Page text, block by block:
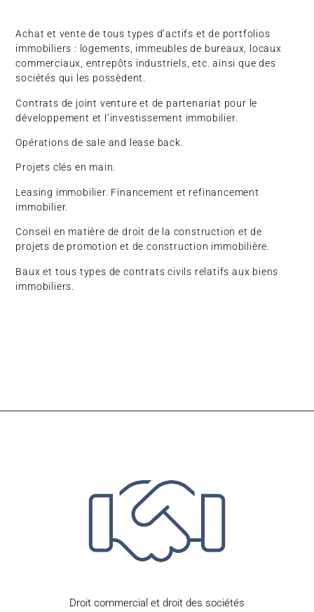
Achat et vente de tous types d’actifs et de portfolios
immobiliers : logements, immeubles de bureaux, locaux
commerciaux, entrepôts industriels, etc. ainsi que des
sociétés qui les possèdent.
Contrats de joint venture et de partenariat pour le
développement et l’investissement immobilier.
Opérations de sale and lease back.
Projets clés en main.
Leasing immobilier. Financement et refinancement
immobilier.
Conseil en matière de droit de la construction et de
projets de promotion et de construction immobilière.
Baux et tous types de contrats civils relatifs aux biens
immobiliers.
Droit commercial et droit des sociétés